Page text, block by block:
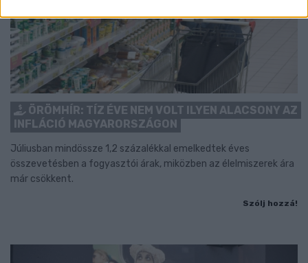
ÖRÖMHÍR: TÍZ ÉVE NEM VOLT ILYEN ALACSONY AZ
INFLÁCIÓ MAGYARORSZÁGON
Júliusban mindössze 1,2 százalékkal emelkedtek éves
összevetésben a fogyasztói árak, miközben az élelmiszerek ára
már csökkent.
Szólj hozzá!